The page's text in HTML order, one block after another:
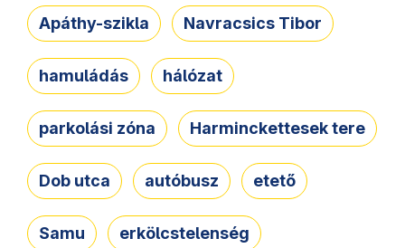
Apáthy-szikla Navracsics Tibor
hamuládás hálózat
parkolási zóna Harminckettesek tere
Dob utca autóbusz etető
Samu erkölcstelenség